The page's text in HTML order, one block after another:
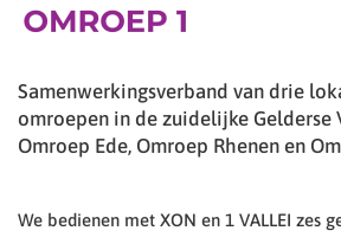
Samenwerkingsverband van drie
omroepen in de zuidelijke Gelderse
Omroep Ede, Omroep Rhenen en
We bedienen met XON en 1 VALLEI zes